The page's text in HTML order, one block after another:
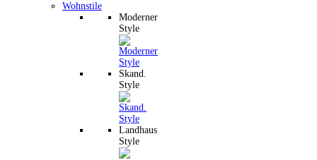
Wohnstile
Moderner
Style
Skand.
Style
Landhaus
Style